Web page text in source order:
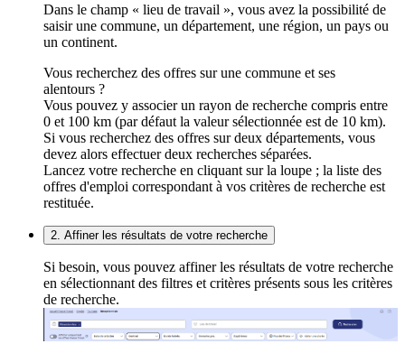
Dans le champ « lieu de travail », vous avez la possibilité de
saisir une commune, un département, une région, un pays ou
un continent.
Vous recherchez des offres sur une commune et ses
alentours ?
Vous pouvez y associer un rayon de recherche compris entre
0 et 100 km (par défaut la valeur sélectionnée est de 10 km).
Si vous recherchez des offres sur deux départements, vous
devez alors effectuer deux recherches séparées.
Lancez votre recherche en cliquant sur la loupe ; la liste des
offres d'emploi correspondant à vos critères de recherche est
restituée.
2. Affiner les résultats de votre recherche
Si besoin, vous pouvez affiner les résultats de votre recherche
en sélectionnant des filtres et critères présents sous les critères
de recherche.